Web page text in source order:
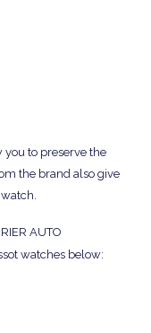
you to preserve the
the brand also give
AUTO
watches below: